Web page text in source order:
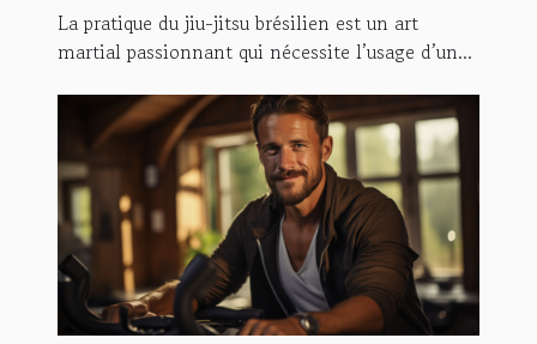
La pratique du jiu-jitsu brésilien est un art
martial passionnant qui nécessite l’usage d’un...